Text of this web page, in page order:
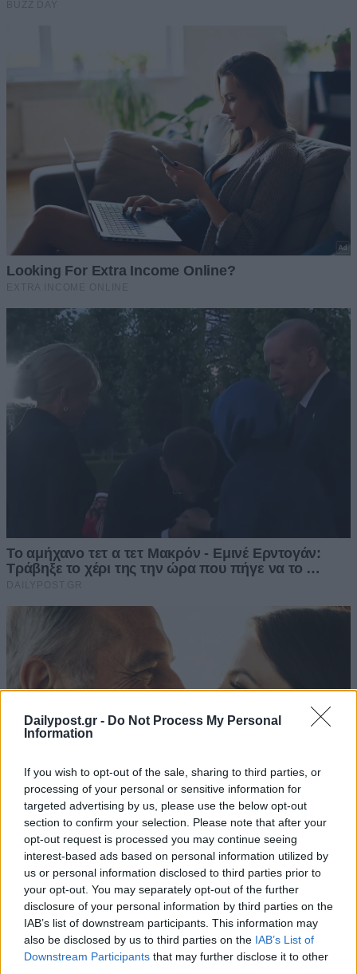
Dailypost.gr - Do Not Process My Personal
Information
If you wish to opt-out of the sale, sharing to third parties, or
processing of your personal or sensitive information for
targeted advertising by us, please use the below opt-out
section to confirm your selection. Please note that after your
opt-out request is processed you may continue seeing
interest-based ads based on personal information utilized by
us or personal information disclosed to third parties prior to
your opt-out. You may separately opt-out of the further
disclosure of your personal information by third parties on the
IAB’s list of downstream participants. This information may
also be disclosed by us to third parties on the IAB’s List of
Downstream Participants that may further disclose it to other